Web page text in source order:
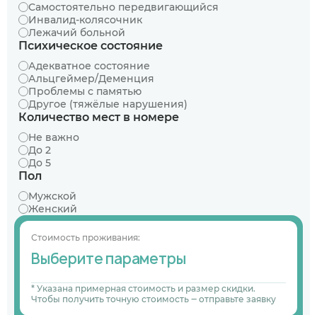
Самостоятельно передвигающийся
Инвалид-колясочник
Лежачий больной
Психическое состояние
Адекватное состояние
Альцгеймер/Деменция
Проблемы с памятью
Другое (тяжёлые нарушения)
Количество мест в номере
Не важно
До 2
До 5
Пол
Мужской
Женский
Стоимость проживания:
Выберите параметры
* Указана примерная стоимость и размер скидки.
Чтобы получить точную стоимость ‒ отправьте заявку